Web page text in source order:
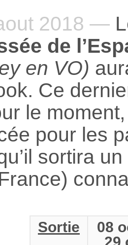
2018 —
de
en VO)
Ce
le
pour les
sortira
Sortie
08